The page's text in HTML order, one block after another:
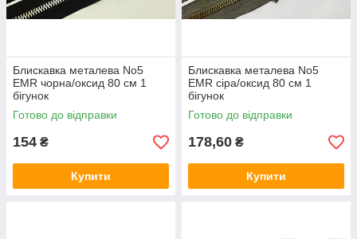
Блискавка металева No5
EMR чорна/оксид 80 см 1
бігунок
Готово до відправки
154 ₴
Купити
Блискавка металева No5
EMR сіра/оксид 80 см 1
бігунок
Готово до відправки
178,60 ₴
Купити